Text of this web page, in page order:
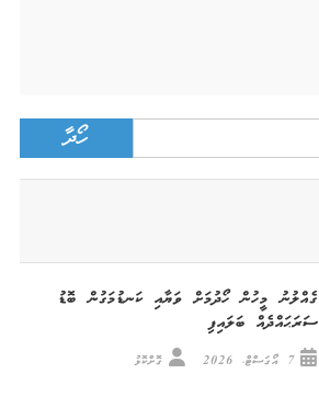
Search
for:
ގެއްލުނު މީހުން ހޯދުމަށް ވަޔާއި ކަނޑުމަގުން ބޮޑު
ސަރަޙައްދެއް ބަލައިފި
7 އޯގަސްޓް، 2026 ގޮށްކޮޅު